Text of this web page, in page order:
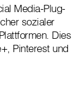
Media-Plug-
sozialer
Dies
Pinterest und